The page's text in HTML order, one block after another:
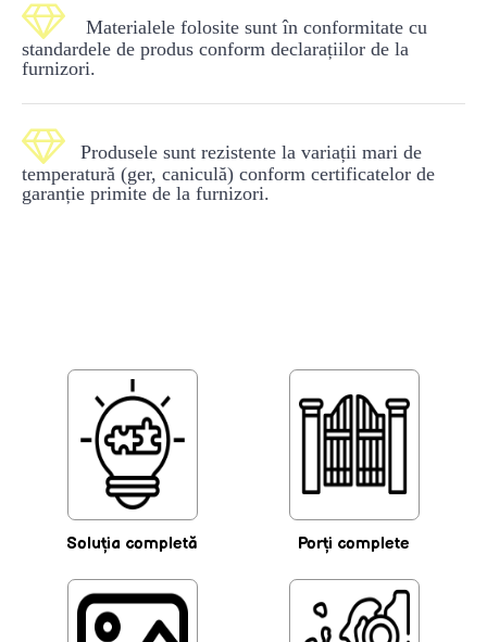

Materialele folosite sunt în conformitate cu
standardele de produs conform declarațiilor de la
furnizori.

Produsele sunt rezistente la variații mari de
temperatură (ger, caniculă) conform certificatelor de
garanție primite de la furnizori.
Soluţia completă Porţi complete